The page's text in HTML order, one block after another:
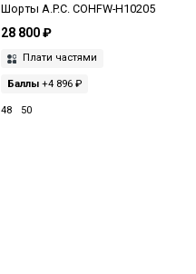
Шорты A.P.C. COHFW-H10205
28 800 ₽
Плати частями
Баллы+4 896 ₽
48 50